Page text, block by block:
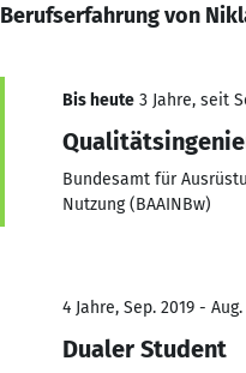
Berufserfahrung von
Bis heute 3 Jahre, seit
Bundesamt für
Nutzung (BAAINBw)
4 Jahre, Sep. 2019 -
Dualer Student